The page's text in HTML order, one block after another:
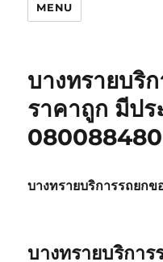
MENU
บางทรายบริ
ราคาถูก มีปร
บางทรายบริการรถยกข
บางทรายบริการ